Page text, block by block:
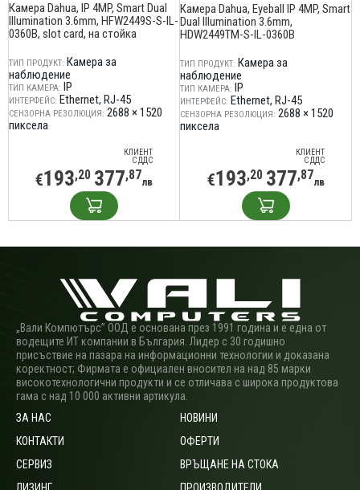
Камера Dahua, IP 4MP, Smart Dual
Illumination 3.6mm, HFW2449S-S-IL-
0360B, slot card, на стойка
TИП ПРОДУКТ: Камера за
наблюдение
ТИП КАМЕРА: IP
ИНТЕРФЕЙС: Ethernet RJ-45
СЕНЗОРНА РЕЗОЛЮЦИЯ: 2688 × 1520
пиксела
КЛИЕНТ
С ДДС
€193,20 377,87лв
Камера Dahua, Eyeball IP 4MP, Smart
Dual Illumination 3.6mm,
HDW2449TM-S-IL-0360B
TИП ПРОДУКТ: Камера за
наблюдение
ТИП КАМЕРА: IP
ИНТЕРФЕЙС: Ethernet RJ-45
СЕНЗОРНА РЕЗОЛЮЦИЯ: 2688 × 1520
пиксела
КЛИЕНТ
С ДДС
€193,20 377,87лв
„Вали Компютърс” ООД е основана през 1991 година и е една от
водещите ИТ компании в България. Лидер с 30 годишно
присъствие на пазара на информационни технологии и доказана
коректност; Фирмата е официален вносител на над 85 марки
високотехнологични продукти и се отличава с широка продуктова
гама с над 10 000 активни артикула.
ЗА НАС
КОНТАКТИ
СЕРВИЗ
НОВИНИ
ОФЕРТИ
ВРЪЩАНЕ НА СТОКА